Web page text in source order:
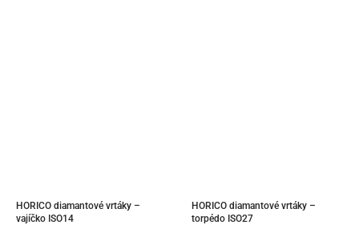
HORICO diamantové vrtáky –
vajíčko ISO14
HORICO diamantové vrtáky –
torpédo ISO27